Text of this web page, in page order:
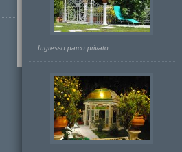
Ingresso parco privato